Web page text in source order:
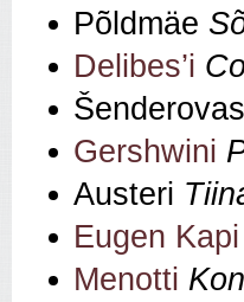
Põldmäe
Delibes’i
Gershwini
Austeri
Eugen Kapi
Menotti